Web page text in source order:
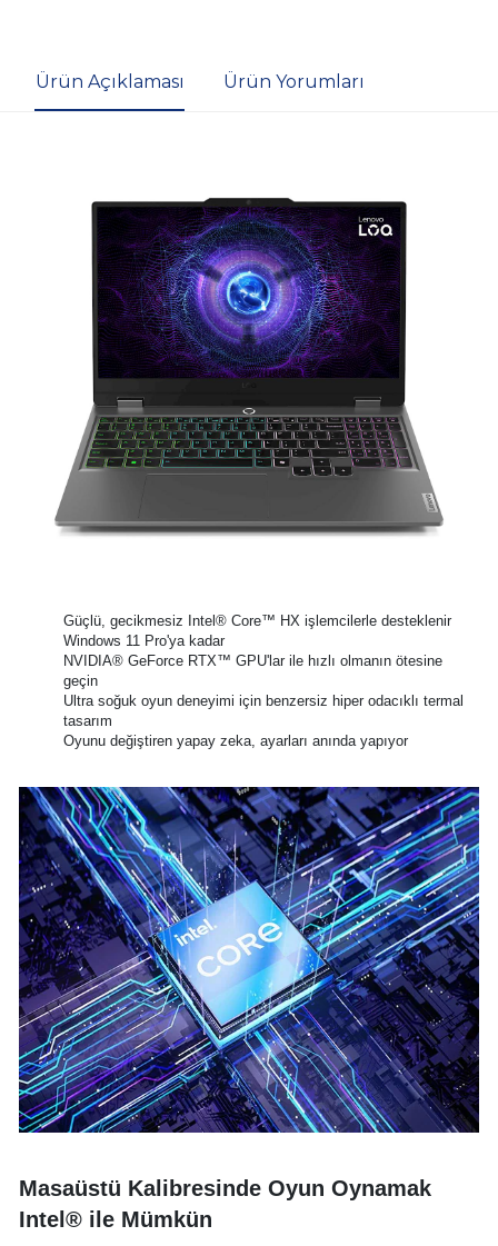
Ürün Açıklaması Ürün Yorumları
Güçlü, gecikmesiz Intel® Core™ HX işlemcilerle desteklenir
Windows 11 Pro'ya kadar
NVIDIA® GeForce RTX™ GPU'lar ile hızlı olmanın ötesine
geçin
Ultra soğuk oyun deneyimi için benzersiz hiper odacıklı termal
tasarım
Oyunu değiştiren yapay zeka, ayarları anında yapıyor
Masaüstü Kalibresinde Oyun Oynamak
Intel® ile Mümkün